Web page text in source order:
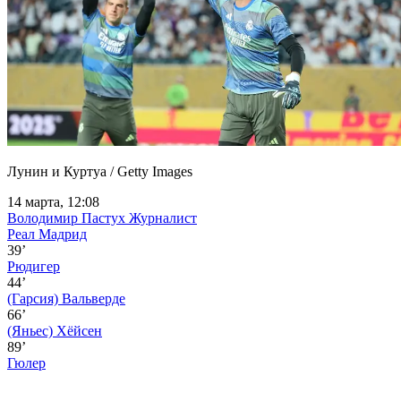
Лунин и Куртуа / Getty Images
14 марта, 12:08
Володимир Пастух Журналист
Реал Мадрид
39’
Рюдигер
44’
(Гарсия) Вальверде
66’
(Яньес) Хёйсен
89’
Гюлер